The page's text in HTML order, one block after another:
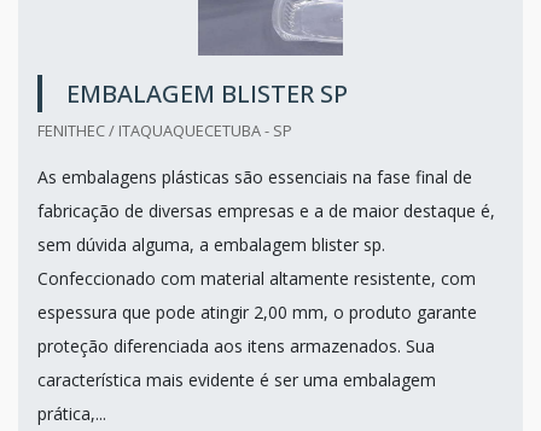
EMBALAGEM BLISTER SP
FENITHEC / ITAQUAQUECETUBA - SP
As embalagens plásticas são essenciais na fase final de
fabricação de diversas empresas e a de maior destaque é,
sem dúvida alguma, a embalagem blister sp.
Confeccionado com material altamente resistente, com
espessura que pode atingir 2,00 mm, o produto garante
proteção diferenciada aos itens armazenados. Sua
característica mais evidente é ser uma embalagem
prática,...